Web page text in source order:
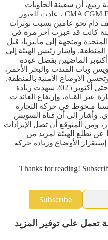
ربيع، أن سفينة الحاويات
العملاقة CMA CGM BENJAMIN FRANKLIN ، عادت للعبور
دام نحو عامين بسبب توترات
كانت قد عبرت آخر مرة في
المتحدة ومتجهة إلى ماليزيا، قبل
وأشار رئيس الهيئة إلى
الماضيين بفضل عودة
وباب المندب والبحر الأحمر،
الأوضاع الأمنية بالمنطقة.
وأضاف أن الفترة من أكتوبر 2024 حتى أكتوبر 2025 شهدت زيادة
عبر القناة، وإرتفاع العائدات
يعكس تحسنا ملحوظا في حركة التجارة
وأشار إلى أن قناة السويس
3.9 مليار دولار، ومن المتوقع أن تصل الإيرادات
معربا عن تطلع الهيئة لمزيد من
مع إستمرار إستقرار الأوضاع وزيادة حركة
Thanks for reading!
Subscribe
تعمل على توفير المزيد